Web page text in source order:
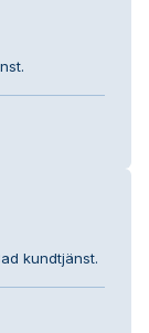
kundtjänst.